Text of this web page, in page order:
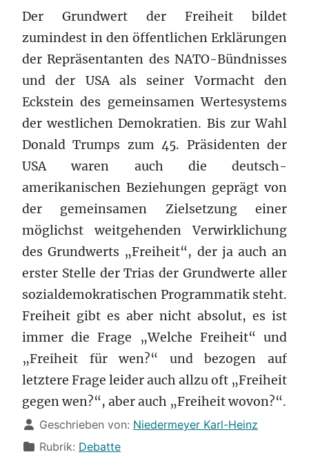
Der Grundwert der Freiheit bildet
zumindest in den öffentlichen Erklärungen
der Repräsentanten des NATO-Bündnisses
und der USA als seiner Vormacht den
Eckstein des gemeinsamen Wertesystems
der westlichen Demokratien. Bis zur Wahl
Donald Trumps zum 45. Präsidenten der
USA waren auch die deutsch-
amerikanischen Beziehungen geprägt von
der gemeinsamen Zielsetzung einer
möglichst weitgehenden Verwirklichung
des Grundwerts „Freiheit“, der ja auch an
erster Stelle der Trias der Grundwerte aller
sozialdemokratischen Programmatik steht.
Freiheit gibt es aber nicht absolut, es ist
immer die Frage „Welche Freiheit“ und
„Freiheit für wen?“ und bezogen auf
letztere Frage leider auch allzu oft „Freiheit
gegen wen?“, aber auch „Freiheit wovon?“.
Details
Geschrieben von: Niedermeyer Karl-Heinz
Rubrik: Debatte